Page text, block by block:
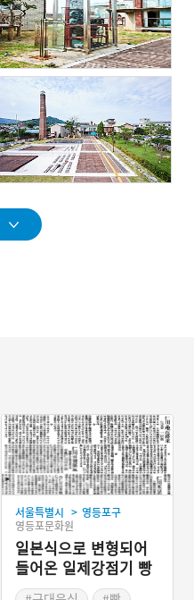
서울특별시 > 영등포구
영등포문화원
일본식으로 변형되어
들어온 일제강점기 빵